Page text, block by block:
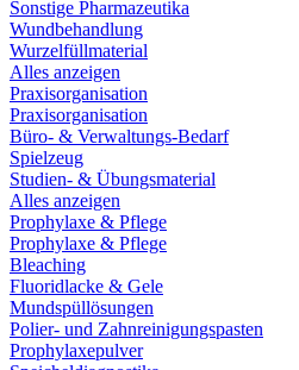
Sonstige Pharmazeutika
Wundbehandlung
Wurzelfüllmaterial
Alles anzeigen
Praxisorganisation
Praxisorganisation
Büro- & Verwaltungs-Bedarf
Spielzeug
Studien- & Übungsmaterial
Alles anzeigen
Prophylaxe & Pflege
Prophylaxe & Pflege
Bleaching
Fluoridlacke & Gele
Mundspüllösungen
Polier- und Zahnreinigungspasten
Prophylaxepulver